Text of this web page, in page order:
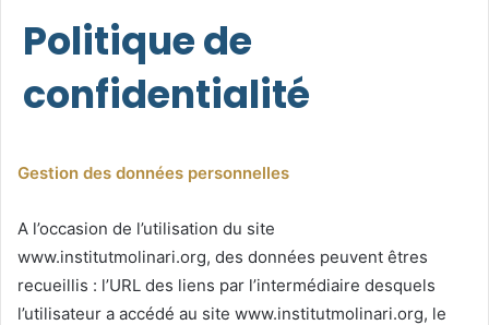
Politique de
confidentialité
Gestion des données personnelles
A l’occasion de l’utilisation du site
www.institutmolinari.org, des données peuvent êtres
recueillis : l’URL des liens par l’intermédiaire desquels
l’utilisateur a accédé au site www.institutmolinari.org, le